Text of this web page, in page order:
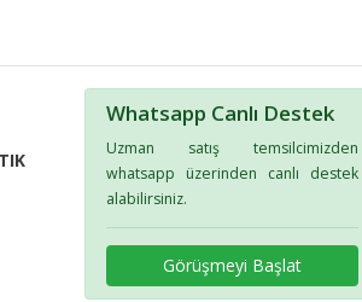
Whatsapp Canlı Destek
Uzman satış temsilcimizden
whatsapp üzerinden canlı destek
alabilirsiniz.
Görüşmeyi Başlat